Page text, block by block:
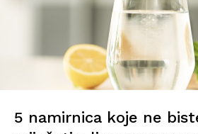
5 namirnica koje ne